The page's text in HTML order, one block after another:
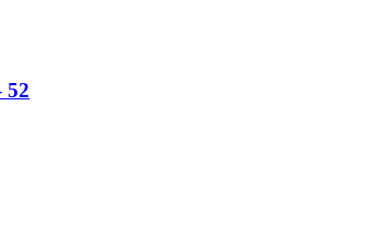
52